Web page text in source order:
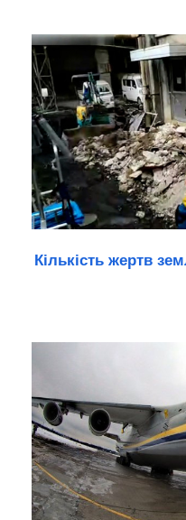
Кількість жертв